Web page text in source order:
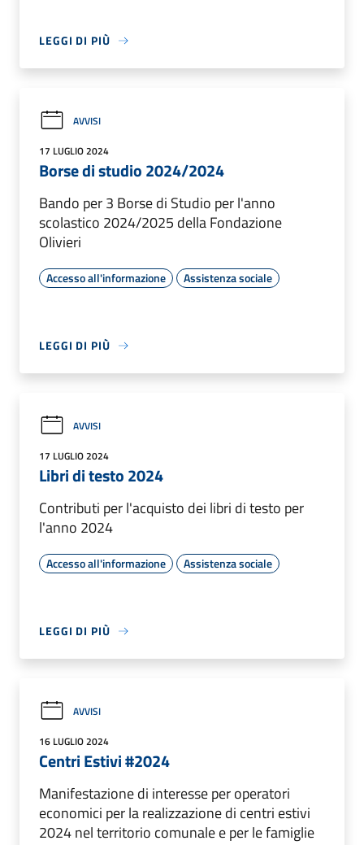
LEGGI DI PIÙ
AVVISI
17 LUGLIO 2024
Borse di studio 2024/2024
Bando per 3 Borse di Studio per l'anno
scolastico 2024/2025 della Fondazione
Olivieri
Accesso all'informazione Assistenza sociale
LEGGI DI PIÙ
AVVISI
17 LUGLIO 2024
Libri di testo 2024
Contributi per l'acquisto dei libri di testo per
l'anno 2024
Accesso all'informazione Assistenza sociale
LEGGI DI PIÙ
AVVISI
16 LUGLIO 2024
Centri Estivi #2024
Manifestazione di interesse per operatori
economici per la realizzazione di centri estivi
2024 nel territorio comunale e per le famiglie